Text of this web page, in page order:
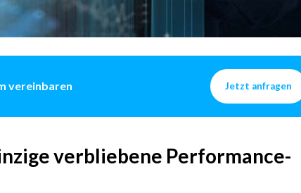
vereinbaren Jetzt anfragen
verbliebene Performance-